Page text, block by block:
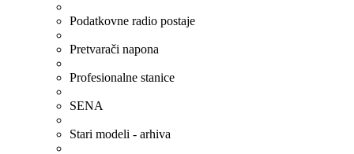
Podatkovne radio postaje
Pretvarači napona
Profesionalne stanice
SENA
Stari modeli - arhiva